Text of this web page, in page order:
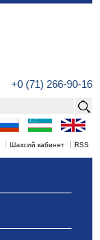
+0 (71) 266-90-16
Шахсий кабинет RSS